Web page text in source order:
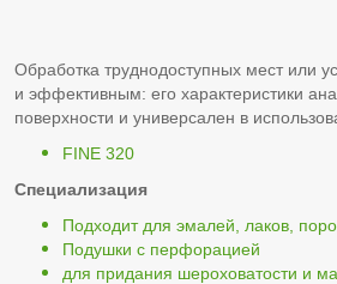
Обработка труднодоступных мест или
и эффективным: его характеристики
поверхности и универсален в
FINE 320
Специализация
Подходит для эмалей, лаков,
Подушки с перфорацией
для придания шероховатости и